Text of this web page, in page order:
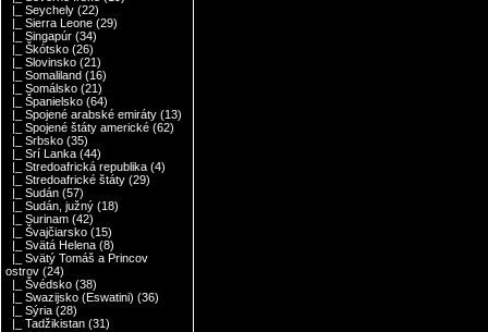
|_ Seychely (22)
|_ Sierra Leone (29)
|_ Singapúr (34)
|_ Škótsko (26)
|_ Slovinsko (21)
|_ Somaliland (16)
|_ Somálsko (21)
|_ Španielsko (64)
|_ Spojené arabské emiráty (13)
|_ Spojené štáty americké (62)
|_ Srbsko (35)
|_ Srí Lanka (44)
|_ Stredoafrická republika (4)
|_ Stredoafrické štáty (29)
|_ Sudán (57)
|_ Sudán, južný (18)
|_ Surinam (42)
|_ Švajčiarsko (15)
|_ Svätá Helena (8)
|_ Svätý Tomáš a Princov
ostrov (24)
|_ Švédsko (38)
|_ Swazijsko (Eswatini) (36)
|_ Sýria (28)
|_ Tadžikistan (31)